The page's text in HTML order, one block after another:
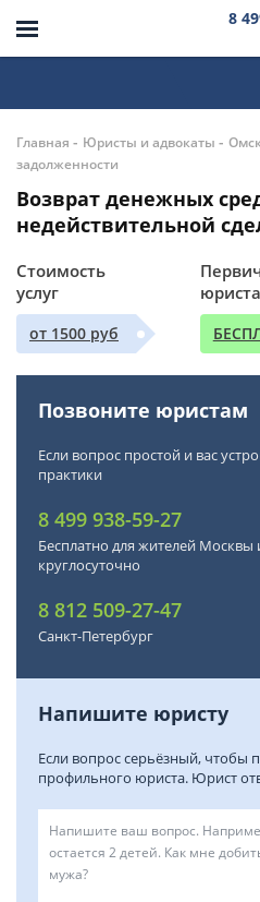
8
Главная - Юристы и адвокаты -
задолженности
Возврат денежных
недействительной
Стоимость
услуг
от 1500 руб
юриста
Позвоните юристам
Если вопрос простой и вас
практики
8 499 938-59-27
Бесплатно для жителей
круглосуточно
8 812 509-27-47
Санкт-Петербург
Напишите юристу
Если вопрос серьёзный, чтобы
профильного юриста. Юрист